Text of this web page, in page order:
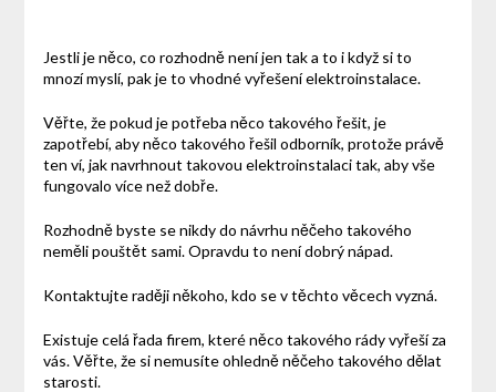
Jestli je něco, co rozhodně není jen tak a to i když si to
mnozí myslí, pak je to vhodné vyřešení elektroinstalace.
Věřte, že pokud je potřeba něco takového řešit, je
zapotřebí, aby něco takového řešil odborník, protože právě
ten ví, jak navrhnout takovou elektroinstalaci tak, aby vše
fungovalo více než dobře.
Rozhodně byste se nikdy do návrhu něčeho takového
neměli pouštět sami. Opravdu to není dobrý nápad.
Kontaktujte raději někoho, kdo se v těchto věcech vyzná.
Existuje celá řada firem, které něco takového rády vyřeší za
vás. Věřte, že si nemusíte ohledně něčeho takového dělat
starosti.